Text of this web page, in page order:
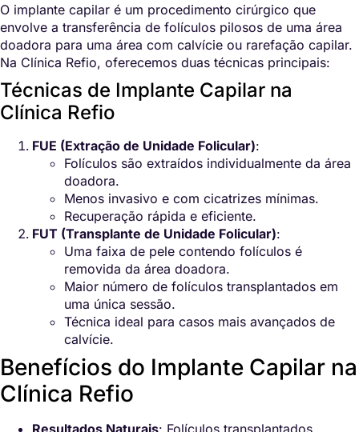
O implante capilar é um procedimento cirúrgico que
envolve a transferência de folículos pilosos de uma área
doadora para uma área com calvície ou rarefação capilar.
Na Clínica Refio, oferecemos duas técnicas principais:
Técnicas de Implante Capilar na
Clínica Refio
FUE (Extração de Unidade Folicular):
Folículos são extraídos individualmente da área
doadora.
Menos invasivo e com cicatrizes mínimas.
Recuperação rápida e eficiente.
FUT (Transplante de Unidade Folicular):
Uma faixa de pele contendo folículos é
removida da área doadora.
Maior número de folículos transplantados em
uma única sessão.
Técnica ideal para casos mais avançados de
calvície.
Benefícios do Implante Capilar na
Clínica Refio
Resultados Naturais: Folículos transplantados